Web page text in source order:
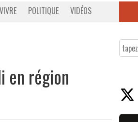
POLITIQUE VIDÉOS
en région